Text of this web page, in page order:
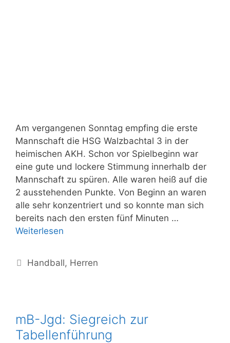
Am vergangenen Sonntag empfing die erste
Mannschaft die HSG Walzbachtal 3 in der
heimischen AKH. Schon vor Spielbeginn war
eine gute und lockere Stimmung innerhalb der
Mannschaft zu spüren. Alle waren heiß auf die
2 ausstehenden Punkte. Von Beginn an waren
alle sehr konzentriert und so konnte man sich
bereits nach den ersten fünf Minuten …
Weiterlesen
Handball, Herren
mB-Jgd: Siegreich zur
Tabellenführung